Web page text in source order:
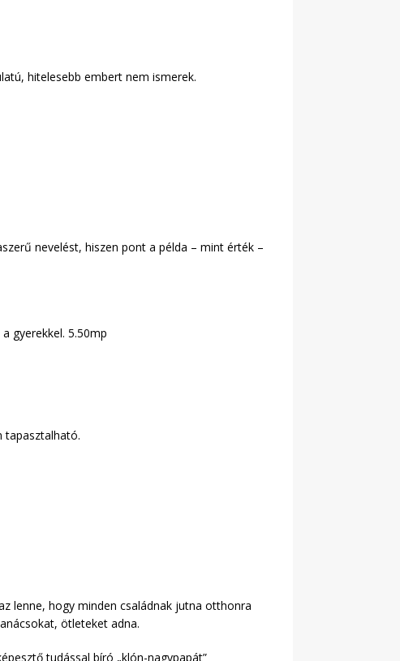
hitelesebb embert nem ismerek.
nevelést, hiszen pont a példa – mint érték –
gyerekkel. 5.50mp
tapasztalható.
lenne, hogy minden családnak jutna otthonra
ötleteket adna.
tudással bíró „klón-nagypapát”